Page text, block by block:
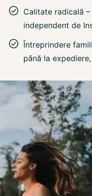
Calitate radicală
independent de
Întreprindere
până la